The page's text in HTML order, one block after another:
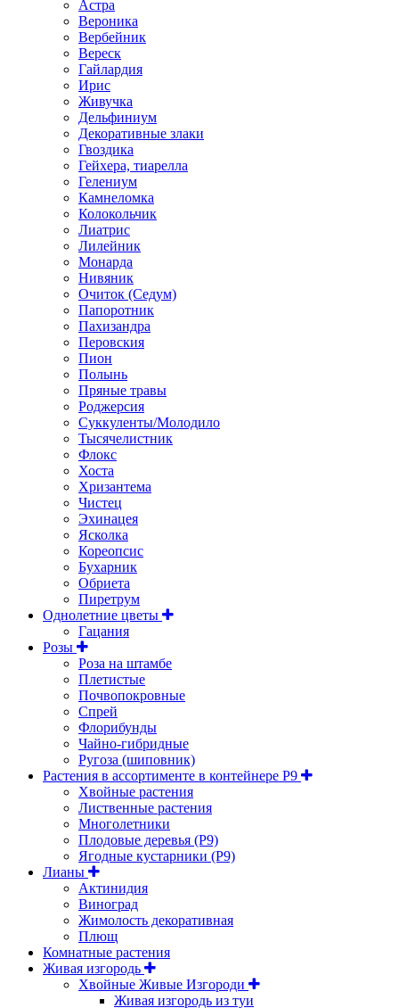
Астра
Вероника
Вербейник
Вереск
Гайлардия
Ирис
Живучка
Дельфиниум
Декоративные злаки
Гвоздика
Гейхера, тиарелла
Гелениум
Камнеломка
Колокольчик
Лиатрис
Лилейник
Монарда
Нивяник
Очиток (Седум)
Папоротник
Пахизандра
Перовския
Пион
Полынь
Пряные травы
Роджерсия
Суккуленты/Молодило
Тысячелистник
Флокс
Хоста
Хризантема
Чистец
Эхинацея
Ясколка
Кореопсис
Бухарник
Обриета
Пиретрум
Однолетние цветы
Гацания
Розы
Роза на штамбе
Плетистые
Почвопокровные
Спрей
Флорибунды
Чайно-гибридные
Ругоза (шиповник)
Растения в ассортименте в контейнере P9
Хвойные растения
Лиственные растения
Многолетники
Плодовые деревья (Р9)
Ягодные кустарники (Р9)
Лианы
Актинидия
Виноград
Жимолость декоративная
Плющ
Комнатные растения
Живая изгородь
Хвойные Живые Изгороди
Живая изгородь из туи